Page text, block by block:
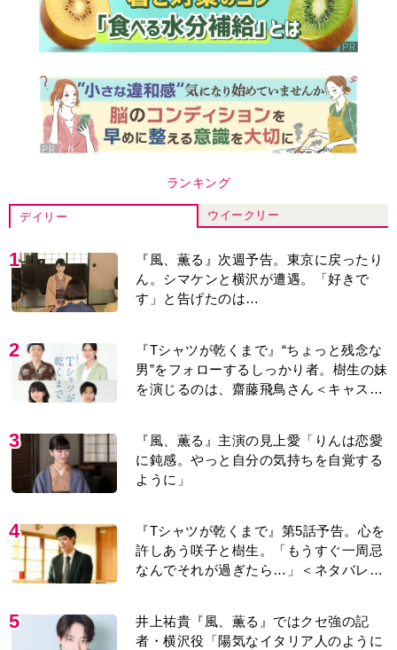
ランキング
デイリー ウイークリー
1
『風、薫る』次週予告。東京に戻ったり
ん。シマケンと横沢が遭遇。「好きで
す」と告げたのは…
2
『Tシャツが乾くまで』“ちょっと残念な
男”をフォローするしっかり者。樹生の妹
を演じるのは、齋藤飛鳥さん＜キャスト
3
『風、薫る』主演の見上愛「りんは恋愛
に鈍感。やっと自分の気持ちを自覚する
ように」
4
『Tシャツが乾くまで』第5話予告。心を
許しあう咲子と樹生。「もうすぐ一周忌
なんでそれが過ぎたら…」＜ネタバレあ
5
井上祐貴『風、薫る』ではクセ強の記
者・横沢役「陽気なイタリア人のように